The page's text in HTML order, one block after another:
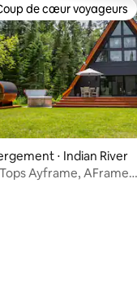
sur la base de 54
de cœur voyageurs
de cœur voyageurs
⋅ Indian River
Ayframe, AFrame